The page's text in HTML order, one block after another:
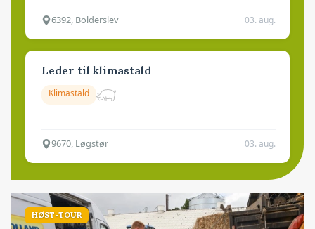
6392, Bolderslev 03. aug.
Leder til klimastald
Klimastald
9670, Løgstør 03. aug.
HØST-TOUR